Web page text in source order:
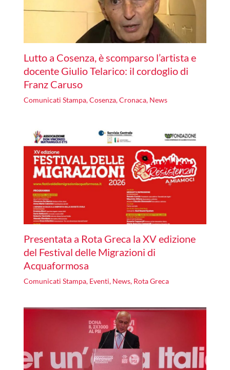
Lutto a Cosenza, è scomparso l’artista e
docente Giulio Telarico: il cordoglio di
Franz Caruso
Comunicati Stampa,Cosenza,Cronaca, News
Presentata a Rota Greca la XV edizione
del Festival delle Migrazioni di
Acquaformosa
Comunicati Stampa, Eventi, News, Rota Greca